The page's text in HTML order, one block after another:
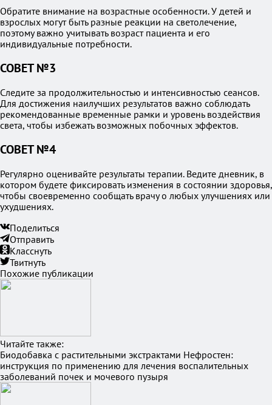
Обратите внимание на возрастные особенности. У детей и
взрослых могут быть разные реакции на светолечение,
поэтому важно учитывать возраст пациента и его
индивидуальные потребности.
СОВЕТ №3
Следите за продолжительностью и интенсивностью сеансов.
Для достижения наилучших результатов важно соблюдать
рекомендованные временные рамки и уровень воздействия
света, чтобы избежать возможных побочных эффектов.
СОВЕТ №4
Регулярно оценивайте результаты терапии. Ведите дневник, в
котором будете фиксировать изменения в состоянии здоровья,
чтобы своевременно сообщать врачу о любых улучшениях или
ухудшениях.
Поделиться
Отправить
Класснуть
Твитнуть
Похожие публикации
Читайте также:
Биодобавка с растительными экстрактами Нефростен:
инструкция по применению для лечения воспалительных
заболеваний почек и мочевого пузыря